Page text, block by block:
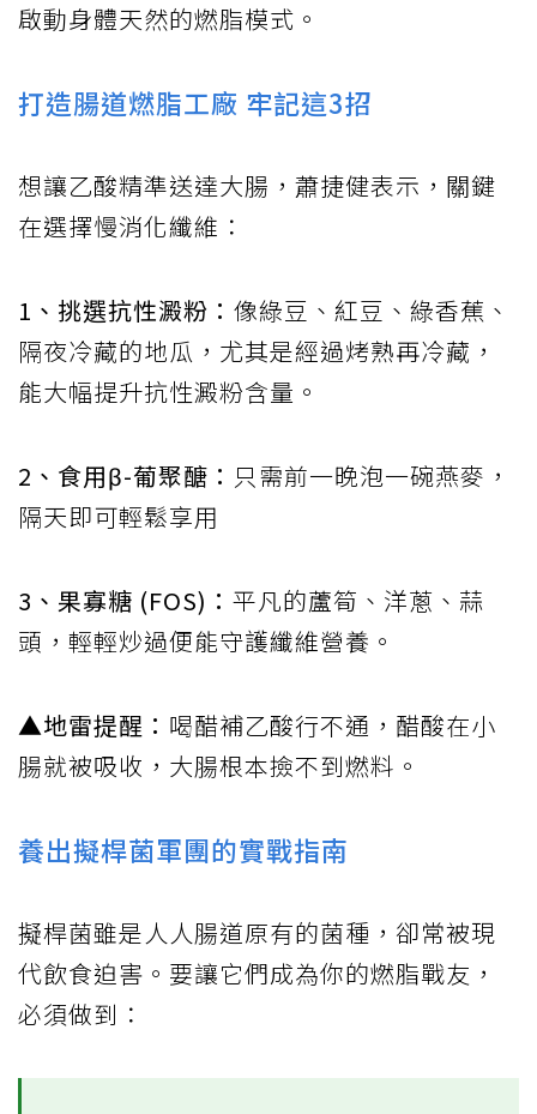
啟動身體天然的燃脂模式。
打造腸道燃脂工廠 牢記這3招
想讓乙酸精準送達大腸，蕭捷健表示，關鍵
在選擇慢消化纖維：
1、挑選抗性澱粉： 像綠豆、紅豆、綠香蕉、
隔夜冷藏的地瓜，尤其是經過烤熟再冷藏，
能大幅提升抗性澱粉含量。
2、食用β-葡聚醣： 只需前一晚泡一碗燕麥，
隔天即可輕鬆享用
3、果寡糖 (FOS)： 平凡的蘆筍、洋蔥、蒜
頭，輕輕炒過便能守護纖維營養。
▲地雷提醒： 喝醋補乙酸行不通，醋酸在小
腸就被吸收，大腸根本撿不到燃料。
養出擬桿菌軍團的實戰指南
擬桿菌雖是人人腸道原有的菌種，卻常被現
代飲食迫害。要讓它們成為你的燃脂戰友，
必須做到：